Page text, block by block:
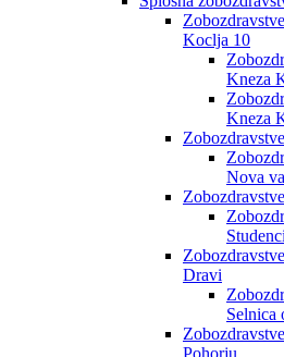
Koclja 10
Kneza
Kneza
Nova
Studenci
Dravi
Selnica
Pohorju